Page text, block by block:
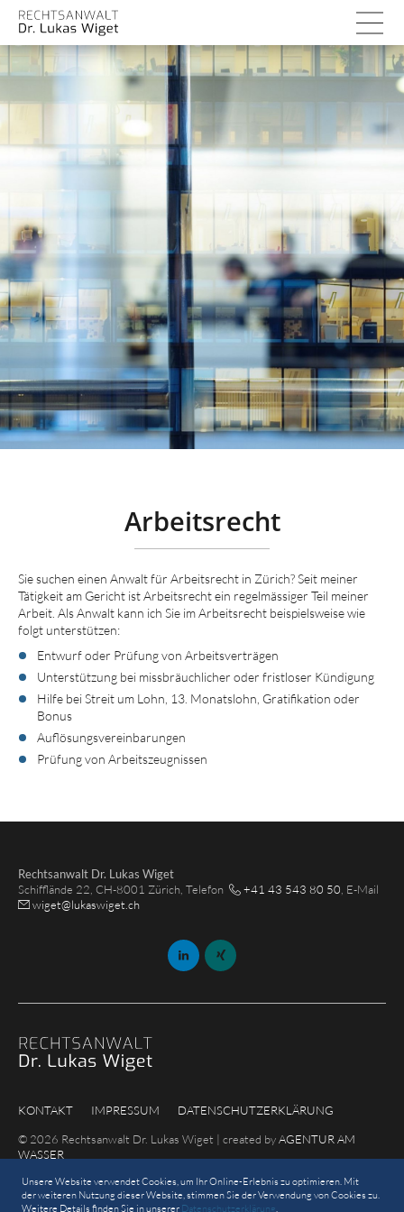
Arbeitsrecht
Sie suchen einen Anwalt für Arbeitsrecht in Zürich? Seit meiner
Tätigkeit am Gericht ist Arbeitsrecht ein regelmässiger Teil meiner
Arbeit. Als Anwalt kann ich Sie im Arbeitsrecht beispielsweise wie
folgt unterstützen:
Entwurf oder Prüfung von Arbeitsverträgen
Unterstützung bei missbräuchlicher oder fristloser Kündigung
Hilfe bei Streit um Lohn, 13. Monatslohn, Gratifikation oder
Bonus
Auflösungsvereinbarungen
Prüfung von Arbeitszeugnissen
Rechtsanwalt Dr. Lukas Wiget
Schifflände 22, CH-8001 Zürich, Telefon +41 43 543 80 50 , E-Mail
wiget@lukaswiget.ch
KONTAKT IMPRESSUM
DATENSCHUTZERKLÄRUNG
© 2026 Rechtsanwalt Dr. Lukas Wiget | created byAGENTUR AM
WASSER
Unsere Website verwendet Cookies, um Ihr Online-Erlebnis zu optimieren. Mit
der weiteren Nutzung dieser Website, stimmen Sie der Verwendung von Cookies zu.
Weitere Details finden Sie in unserer Datenschutzerklärung.